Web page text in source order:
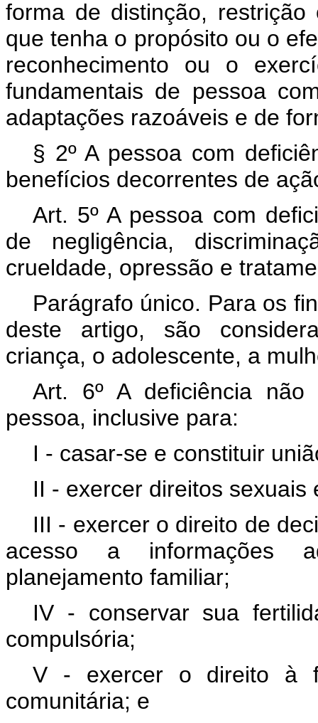
forma de distinção,
que tenha o propósito ou o
reconhecimento ou o
fundamentais de pessoa
adaptações razoáveis e de
§ 2º A pessoa com
benefícios decorrentes de
Art. 5º A pessoa com
de negligência,
crueldade, opressão e
Parágrafo único. Para os
deste artigo, são
criança, o adolescente, a
Art. 6º A deficiência
pessoa, inclusive para:
I - casar-se e constituir
II - exercer direitos sexuais
III - exercer o direito de
acesso a informações
planejamento familiar;
IV - conservar sua
compulsória;
V - exercer o direito à
comunitária; e